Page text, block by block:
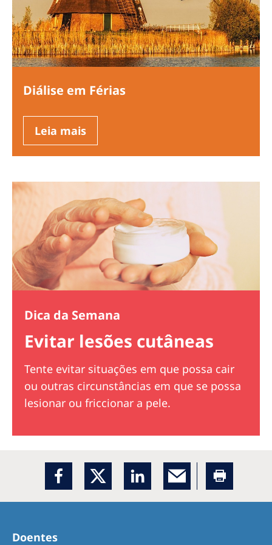
Diálise em Férias
Leia mais
Dica da Semana
Evitar lesões cutâneas
Tente evitar situações em que possa cair
ou outras circunstâncias em que se possa
lesionar ou friccionar a pele.
Doentes